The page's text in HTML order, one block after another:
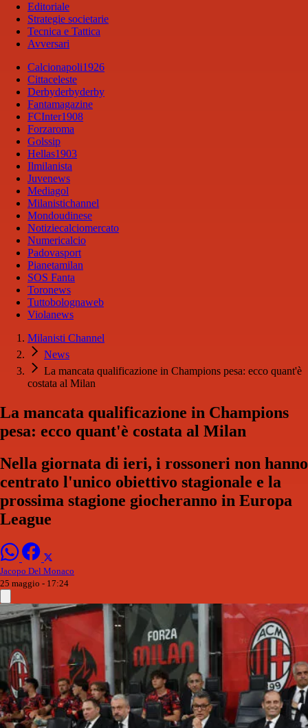
Editoriale
Strategie societarie
Tecnica e Tattica
Avversari
Calcionapoli1926
Cittaceleste
Derbyderbyderby
Fantamagazine
FCInter1908
Forzaroma
Golssip
Hellas1903
Ilmilanista
Juvenews
Mediagol
Milanistichannel
Mondoudinese
Notiziecalciomercato
Numericalcio
Padovasport
Pianetamilan
SOS Fanta
Toronews
Tuttobolognaweb
Violanews
Milanisti Channel
News
La mancata qualificazione in Champions pesa: ecco quant'è
costata al Milan
La mancata qualificazione in Champions
pesa: ecco quant'è costata al Milan
Nella giornata di ieri, i rossoneri non hanno
centrato l'unico obiettivo stagionale e la
prossima stagione giocheranno in Europa
League
Jacopo Del Monaco
25 maggio - 17:24